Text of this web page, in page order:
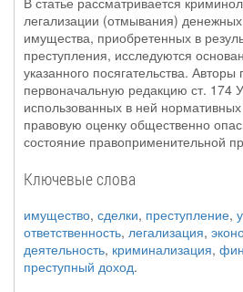
легализации (отмывания)
имущества, приобретенных в
преступления, исследуются
указанного посягательства.
первоначальную редакцию ст. 174
использованных в ней
правовую оценку общественно
состояние правоприменительной
Ключевые слова
имущество, сделки, преступление,
ответственность, легализация,
деятельность, криминализация,
преступный доход.